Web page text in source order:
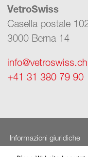
VetroSwiss
Casella postale
3000 Berna 14
info@vetroswiss.ch
+41 31 380 79 90
Informazioni giuridiche